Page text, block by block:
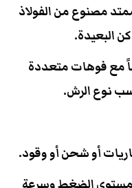
مصنوع من الفولاذ
البعيدة.
مع فوهات متعددة
نوع الرش.
أو شحن أو وقود.